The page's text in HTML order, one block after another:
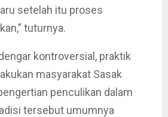
setelah itu proses
tuturnya.
kontroversial, praktik
masyarakat Sasak
penculikan dalam
tersebut umumnya